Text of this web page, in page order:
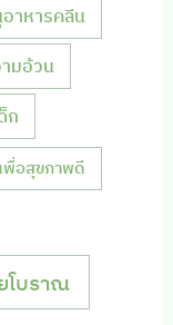
อาหารคลีน
มอ้วน
ก
พื่อสุขภาพดี
โบราณ